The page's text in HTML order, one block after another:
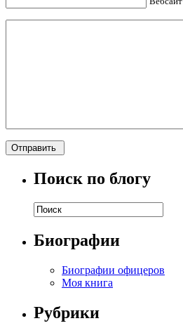
Поиск по блогу
Биографии
Биографии офицеров
Моя книга
Рубрики